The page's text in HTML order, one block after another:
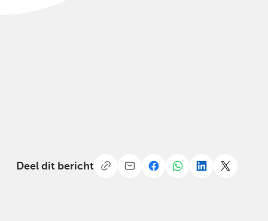
Deel dit bericht